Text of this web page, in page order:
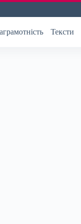
Тексти